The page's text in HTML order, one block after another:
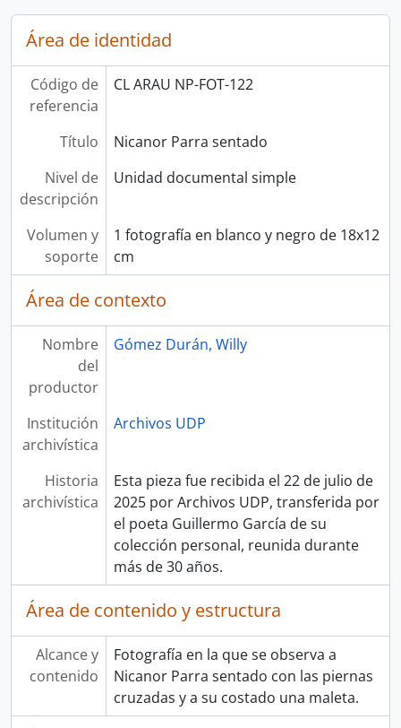
Área de identidad
Código de
referencia
CL ARAU NP-FOT-122
Título
Nicanor Parra sentado
Nivel de
descripción
Unidad documental simple
Volumen y
soporte
1 fotografía en blanco y negro de 18x12
cm
Área de contexto
Nombre
del
productor
Gómez Durán, Willy
Institución
archivística
Archivos UDP
Historia
archivística
Esta pieza fue recibida el 22 de julio de
2025 por Archivos UDP, transferida por
el poeta Guillermo García de su
colección personal, reunida durante
más de 30 años.
Área de contenido y estructura
Alcance y
contenido
Fotografía en la que se observa a
Nicanor Parra sentado con las piernas
cruzadas y a su costado una maleta.